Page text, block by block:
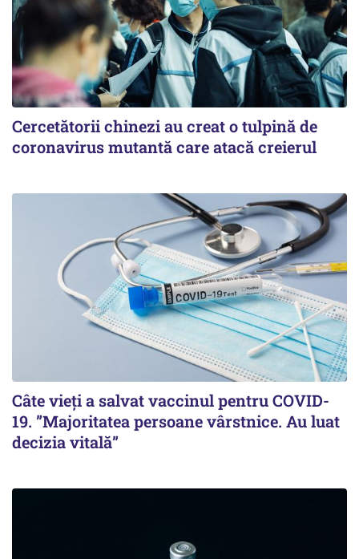
Cercetătorii chinezi au creat o tulpină de
coronavirus mutantă care atacă creierul
Câte vieți a salvat vaccinul pentru COVID-
19. ”Majoritatea persoane vârstnice. Au luat
decizia vitală”